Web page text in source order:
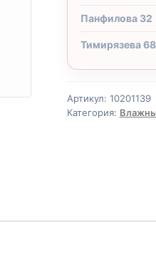
Панфилова 32
Тимирязева 68
Артикул: 10201139
Категория: